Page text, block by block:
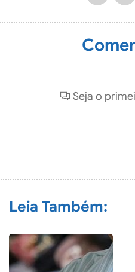
Seja o
Leia Também: